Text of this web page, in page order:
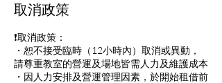
取消政策
❗️取消政策：
・恕不接受臨時（12小時內）取消或異動，
請尊重教室的營運及場地皆需人力及維護成本
・因人力安排及營運管理因素，於開始租借前